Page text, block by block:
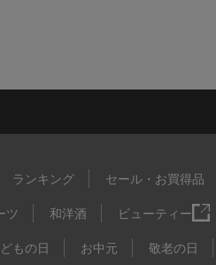
ランキング セール・お買得品
ツ 和洋酒 ビューティー
もの日 お中元 敬老の日